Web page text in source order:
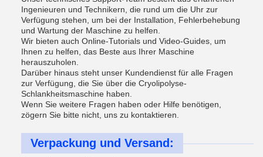
Ingenieuren und Technikern, die rund um die Uhr zur
Verfügung stehen, um bei der Installation, Fehlerbehebung
und Wartung der Maschine zu helfen.
Wir bieten auch Online-Tutorials und Video-Guides, um
Ihnen zu helfen, das Beste aus Ihrer Maschine
herauszuholen.
Darüber hinaus steht unser Kundendienst für alle Fragen
zur Verfügung, die Sie über die Cryolipolyse-
Schlankheitsmaschine haben.
Wenn Sie weitere Fragen haben oder Hilfe benötigen,
zögern Sie bitte nicht, uns zu kontaktieren.
Verpackung und Versand: